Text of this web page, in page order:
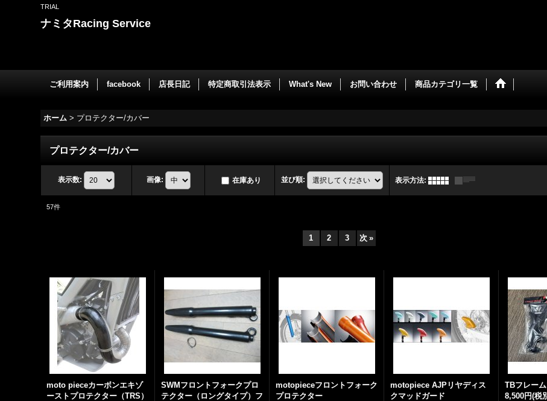
TRIAL
ナミタRacing Service
ご利用案内 facebook 店長日記 特定商取引法表示 What's New お問い合わせ 商品カテゴリ一覧
ホーム > プロテクター/カバー
プロテクター/カバー
表示数: 画像: 在庫あり 並び順: 表示方法:
57件
1 2 3 次 »
moto pieceカーボンエキゾ
ーストプロテクター（TRS）
SWMフロントフォークプロ
テクター（ロングタイプ）フ
motopieceフロントフォーク
プロテクター
motopiece AJPリヤディス
クマッドガード
TBフレー
8,500円(税